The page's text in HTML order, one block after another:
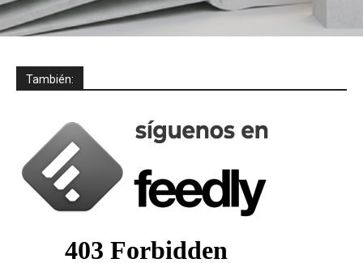
También: